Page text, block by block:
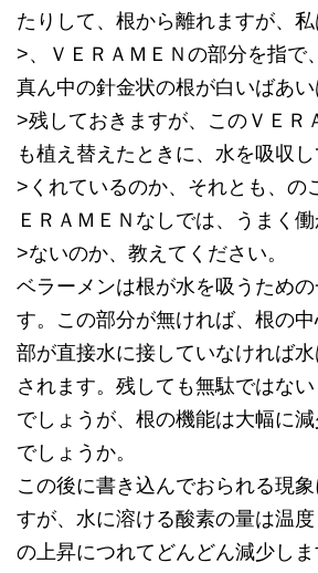
たりして、根から離れますが、私
>、ＶＥＲＡＭＥＮの部分を指で
真ん中の針金状の根が白いばあい
>残しておきますが、このＶＥＲ
も植え替えたときに、水を吸収し
>くれているのか、それとも、の
ＥＲＡＭＥＮなしでは、うまく
>ないのか、教えてください。
ベラーメンは根が水を吸うため
す。この部分が無ければ、根の
部が直接水に接していなければ
されます。残しても無駄ではない
でしょうが、根の機能は大幅に
でしょうか。
この後に書き込んでおられる現
すが、水に溶ける酸素の量は温度
の上昇につれてどんどん減少し